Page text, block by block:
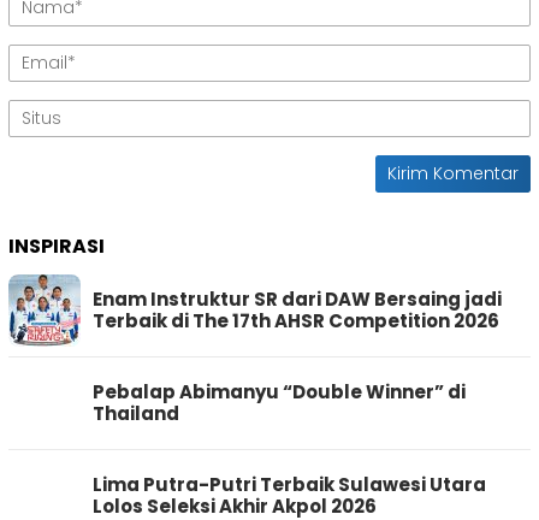
INSPIRASI
Enam Instruktur SR dari DAW Bersaing jadi
Terbaik di The 17th AHSR Competition 2026
Pebalap Abimanyu “Double Winner” di
Thailand
Lima Putra-Putri Terbaik Sulawesi Utara
Lolos Seleksi Akhir Akpol 2026